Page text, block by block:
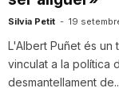
r
Silvia Petit - 19
L'Albert Puñet és un
vinculat a la política
desmantellament